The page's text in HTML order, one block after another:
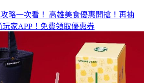
略一次看！ 高雄美食優惠開搶！再抽
玩家APP！免費領取優惠券